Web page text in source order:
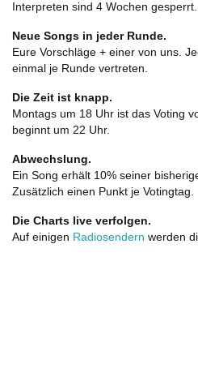
Interpreten sind 4 Wochen gesperrt.
Neue Songs in jeder Runde.
Eure Vorschläge + einer von uns.
einmal je Runde vertreten.
Die Zeit ist knapp.
Montags um 18 Uhr ist das Voting
beginnt um 22 Uhr.
Abwechslung.
Ein Song erhält 10% seiner
Zusätzlich einen Punkt je Votingtag.
Die Charts live verfolgen.
Auf einigen Radiosendern werden